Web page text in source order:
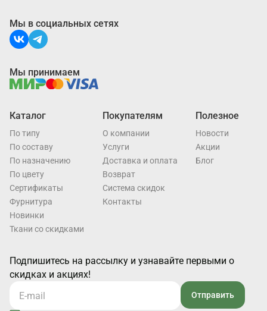
Каталог
По типу
По составу
По назначению
По цвету
Cертификаты
Фурнитура
Новинки
Ткани со скидками
Покупателям
О компании
Услуги
Доставка и оплата
Возврат
Система скидок
Контакты
Полезное
Новости
Акции
Блог
Подпишитесь на рассылку и узнавайте первыми о
скидках и акциях!
Отправить
Мы в социальных сетях
Мы принимаем